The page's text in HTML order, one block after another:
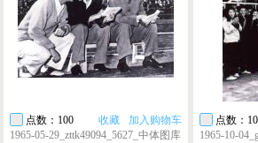
收藏 加入购物车
点数：100
1965-05-29_zttk49094_5627_中体图库
点数：
1965-10-